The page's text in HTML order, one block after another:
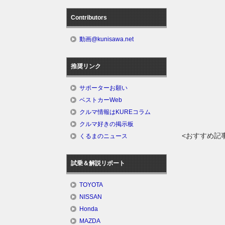
<おすすめ記
Contributors
動画@kunisawa.net
推奨リンク
サポーターお願い
ベストカーWeb
クルマ情報はKUREコラム
クルマ好きの掲示板
くるまのニュース
試乗＆解説リポート
TOYOTA
NISSAN
Honda
MAZDA